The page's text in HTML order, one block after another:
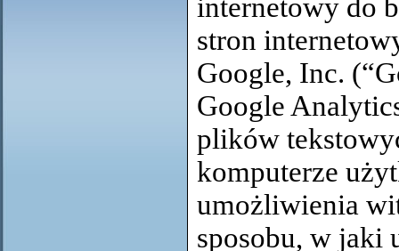
internetowy do
stron
Google, Inc.
Google
plików
komputerze
umożliwienia
sposobu, w jaki